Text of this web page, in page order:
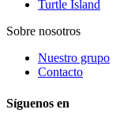
Turtle Island
Sobre nosotros
Nuestro grupo
Contacto
Síguenos en